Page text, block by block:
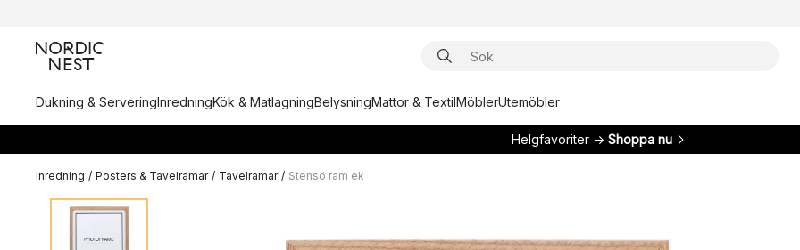
Dukning & ServeringInredningKök & MatlagningBelysningMattor & TextilMöblerUtemöbler
Helgfavoriter → Shoppa nu
Inredning / Posters & Tavelramar / Tavelramar / Stensö ram ek